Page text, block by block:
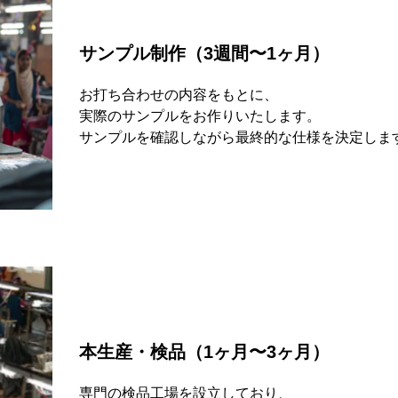
サンプル制作（3週間〜1ヶ月）
お打ち合わせの内容をもとに、
実際のサンプルをお作りいたします。
サンプルを確認しながら最終的な仕様を決定しま
本生産・検品（1ヶ月〜3ヶ月）
専門の検品工場を設立しており、